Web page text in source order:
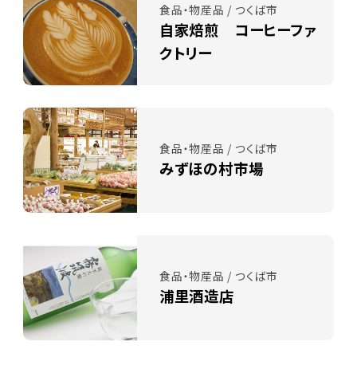
食品・物産品 / つくば市
自家焙煎 コーヒーファ
クトリー
食品・物産品 / つくば市
みずほの村市場
食品・物産品 / つくば市
浦里酒造店